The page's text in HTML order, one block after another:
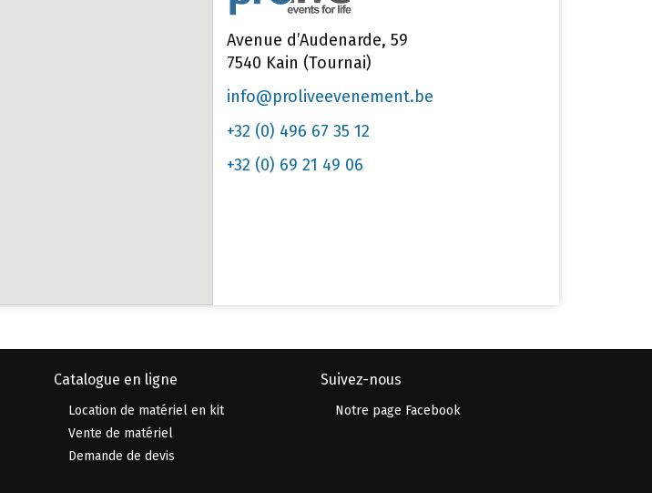
Avenue d’Audenarde, 59
7540 Kain (Tournai)
info@proliveevenement.be
+32 (0) 496 67 35 12
+32 (0) 69 21 49 06
Catalogue en ligne
Location de matériel en kit
Vente de matériel
Demande de devis
Suivez-nous
Notre page Facebook